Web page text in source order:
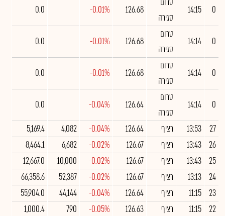
0
14:15
סגירה
126.68
-0.01%
0.0
0
14:14
טרום
סגירה
126.68
-0.01%
0.0
0
14:14
טרום
סגירה
126.68
-0.01%
0.0
0
14:14
טרום
סגירה
126.64
-0.04%
0.0
27
13:53 רציף 126.64
-0.04%
4,082
5,169.4
26
13:43 רציף 126.67
-0.02%
6,682
8,464.1
25
13:43 רציף 126.67
-0.02%
10,000
12,667.0
24
13:13 רציף 126.67
-0.02%
52,387
66,358.6
23
11:15 רציף 126.64
-0.04%
44,144
55,904.0
22
11:15 רציף 126.63
-0.05%
790
1,000.4